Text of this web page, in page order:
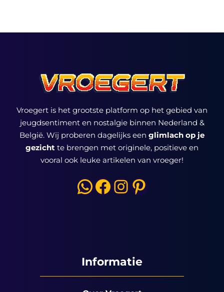
Vroegert is het grootste platform op het gebied van
jeugdsentiment en nostalgie binnen Nederland &
België. Wij proberen dagelijks een glimlach op je
gezicht te brengen met originele, positieve en
vooral ook leuke artikelen van vroeger!
WhatsApp
Facebook
Instagram
Pinterest
Informatie